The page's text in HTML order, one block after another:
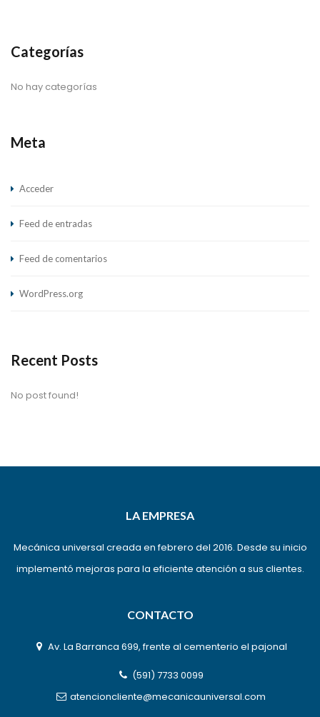
Categorías
No hay categorías
Meta
Acceder
Feed de entradas
Feed de comentarios
WordPress.org
Recent Posts
No post found!
LA EMPRESA
Mecánica universal creada en febrero del 2016. Desde su inicio
implementó mejoras para la eficiente atención a sus clientes.
CONTACTO
Av. La Barranca 699, frente al cementerio el pajonal
(591) 7733 0099
atencioncliente@mecanicauniversal.com